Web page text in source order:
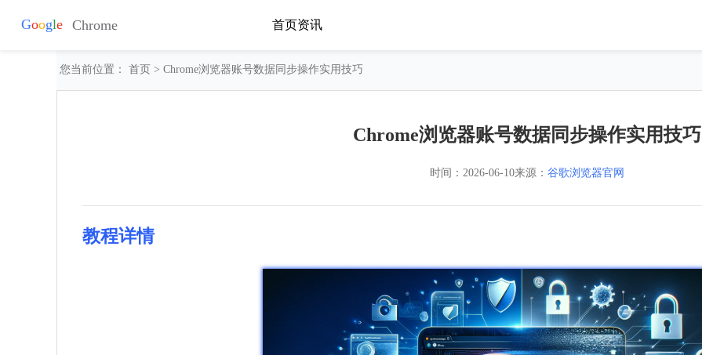
首页资讯
您当前位置： 首页 > Chrome浏览器账号数据同步操作实用技巧
Chrome浏览器账号数据同步操作实用技巧
时间： 2026-06-10来源： 谷歌浏览器官网
教程详情